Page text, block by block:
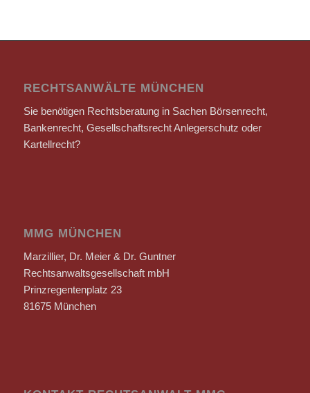
RECHTSANWÄLTE MÜNCHEN
Sie benötigen Rechtsberatung in Sachen Börsenrecht,
Bankenrecht, Gesellschaftsrecht Anlegerschutz oder
Kartellrecht?
MMG MÜNCHEN
Marzillier, Dr. Meier & Dr. Guntner
Rechtsanwaltsgesellschaft mbH
Prinzregentenplatz 23
81675 München